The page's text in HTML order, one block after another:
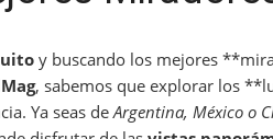
y buscando los mejores
, sabemos que explorar los
Ya seas deArgentina, México o